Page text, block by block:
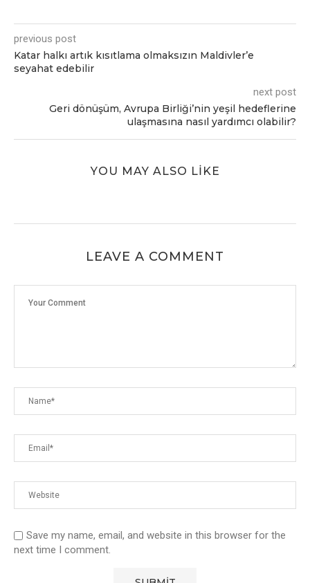
previous post
Katar halkı artık kısıtlama olmaksızın Maldivler’e
seyahat edebilir
next post
Geri dönüşüm, Avrupa Birliği’nin yeşil hedeflerine
ulaşmasına nasıl yardımcı olabilir?
YOU MAY ALSO LIKE
LEAVE A COMMENT
Save my name, email, and website in this browser for the
next time I comment.